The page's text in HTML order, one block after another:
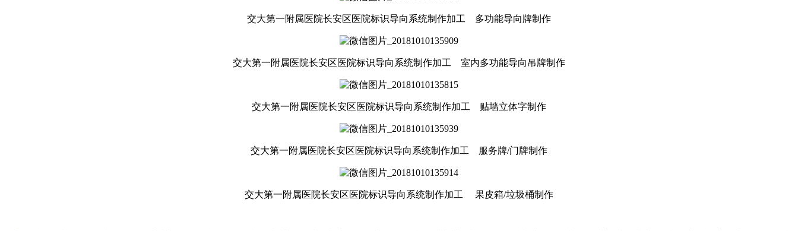
交大第一附属医院长安区医院标识导向系统制作加工 多功能导向牌制作
交大第一附属医院长安区医院标识导向系统制作加工 室内多功能导向吊牌制作
交大第一附属医院长安区医院标识导向系统制作加工 贴墙立体字制作
交大第一附属医院长安区医院标识导向系统制作加工 服务牌/门牌制作
交大第一附属医院长安区医院标识导向系统制作加工 果皮箱/垃圾桶制作